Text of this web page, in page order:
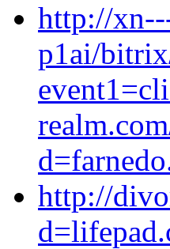
http://
p1ai/
http://